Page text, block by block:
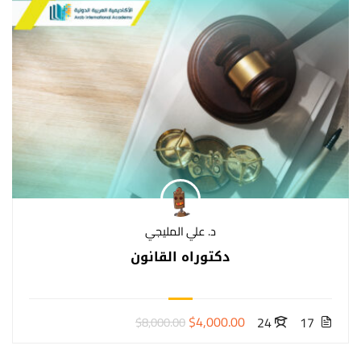
د. علي المليجي
دكتوراه القانون
17
24
$8,000.00$4,000.00